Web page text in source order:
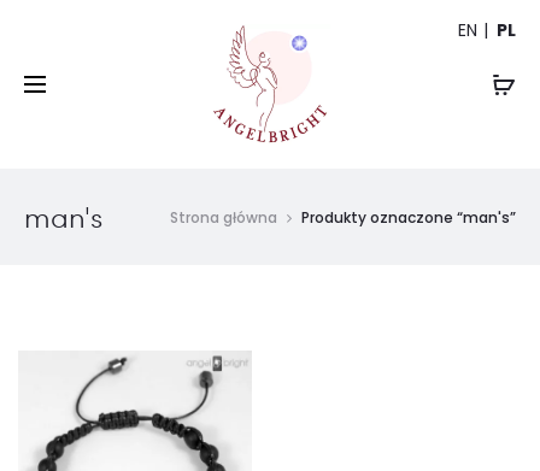
EN PL
man's Strona główna Produkty oznaczone “man's”